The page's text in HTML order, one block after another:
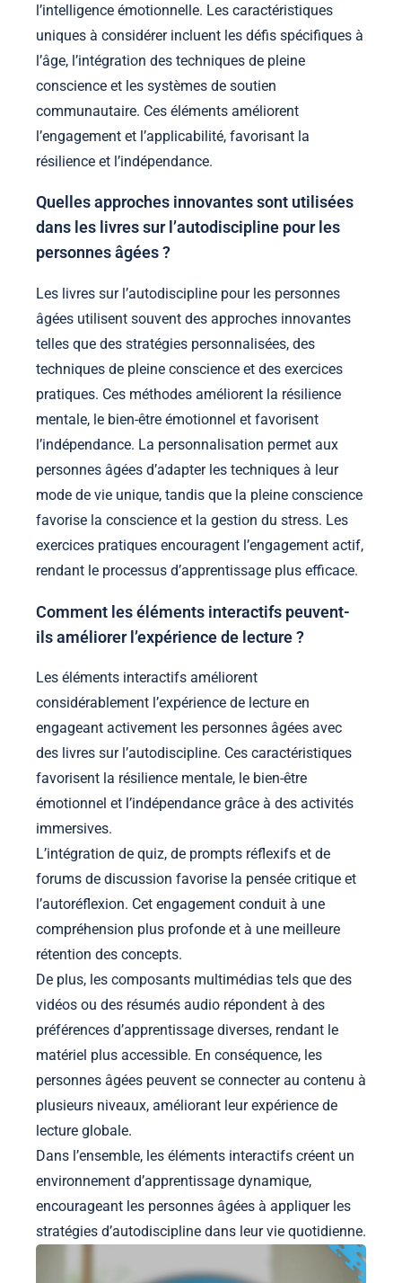
l’intelligence émotionnelle. Les caractéristiques
uniques à considérer incluent les défis spécifiques à
l’âge, l’intégration des techniques de pleine
conscience et les systèmes de soutien
communautaire. Ces éléments améliorent
l’engagement et l’applicabilité, favorisant la
résilience et l’indépendance.
Quelles approches innovantes sont utilisées
dans les livres sur l’autodiscipline pour les
personnes âgées ?
Les livres sur l’autodiscipline pour les personnes
âgées utilisent souvent des approches innovantes
telles que des stratégies personnalisées, des
techniques de pleine conscience et des exercices
pratiques. Ces méthodes améliorent la résilience
mentale, le bien-être émotionnel et favorisent
l’indépendance. La personnalisation permet aux
personnes âgées d’adapter les techniques à leur
mode de vie unique, tandis que la pleine conscience
favorise la conscience et la gestion du stress. Les
exercices pratiques encouragent l’engagement actif,
rendant le processus d’apprentissage plus efficace.
Comment les éléments interactifs peuvent-
ils améliorer l’expérience de lecture ?
Les éléments interactifs améliorent
considérablement l’expérience de lecture en
engageant activement les personnes âgées avec
des livres sur l’autodiscipline. Ces caractéristiques
favorisent la résilience mentale, le bien-être
émotionnel et l’indépendance grâce à des activités
immersives.
L’intégration de quiz, de prompts réflexifs et de
forums de discussion favorise la pensée critique et
l’autoréflexion. Cet engagement conduit à une
compréhension plus profonde et à une meilleure
rétention des concepts.
De plus, les composants multimédias tels que des
vidéos ou des résumés audio répondent à des
préférences d’apprentissage diverses, rendant le
matériel plus accessible. En conséquence, les
personnes âgées peuvent se connecter au contenu à
plusieurs niveaux, améliorant leur expérience de
lecture globale.
Dans l’ensemble, les éléments interactifs créent un
environnement d’apprentissage dynamique,
encourageant les personnes âgées à appliquer les
stratégies d’autodiscipline dans leur vie quotidienne.